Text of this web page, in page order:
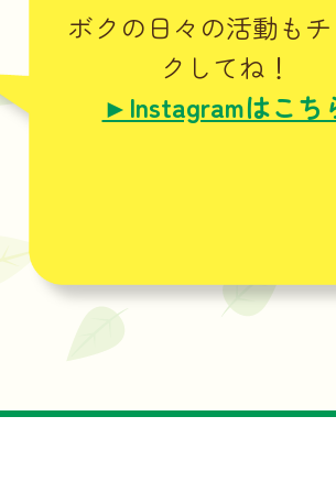
ボクの日々の活動も
クしてね！
►Instagramはこち